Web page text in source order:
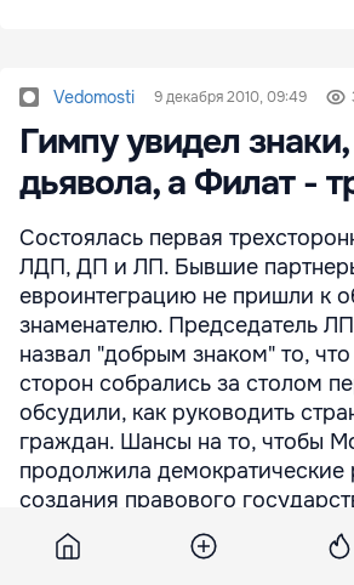
Vedomosti 9 декабря 2010, 09:49
Гимпу увидел
дьявола, а Филат -
Состоялась первая
ЛДП, ДП и ЛП. Бывшие
евроинтеграцию не пришли к
знаменателю. Председатель
назвал "добрым знаком" то,
сторон собрались за столом
обсудили, как руководить
граждан. Шансы на то, чтобы
продолжила
создания правового
сказал он. Председатель ДП
считает, что предложения от